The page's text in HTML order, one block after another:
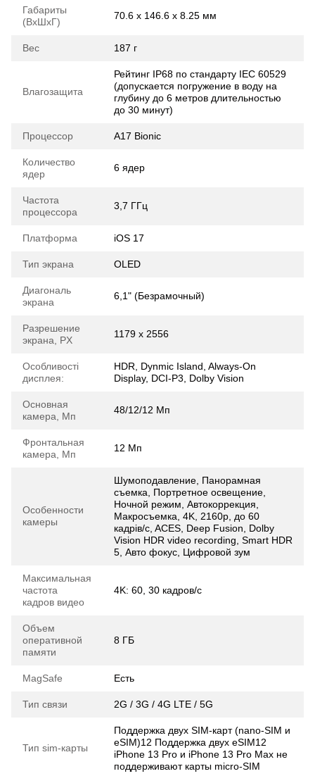
Габариты
(ВхШхГ)
70.6 x 146.6 x 8.25 мм
Вес 187 г
Влагозащита
Рейтинг IP68 по стандарту IEC 60529
(допускается погружение в воду на
глубину до 6 метров длительностью
до 30 минут)
Процессор A17 Bionic
Количество
ядер
6 ядер
Частота
процессора
3,7 ГГц
Платформа iOS 17
Тип экрана OLED
Диагональ
экрана
6,1" (Безрамочный)
Разрешение
экрана, PX
1179 х 2556
Особливості
дисплея:
HDR, Dynmic Island, Always-On
Display, DCI-P3, Dolby Vision
Основная
камера, Мп
48/12/12 Mп
Фронтальная
камера, Мп
12 Мп
Особенности
камеры
Шумоподавление, Панорамная
съемка, Портретное освещение,
Ночной режим, Автокоррекция,
Макросъемка, 4K, 2160p, до 60
кадрів/c, ACES, Deep Fusion, Dolby
Vision HDR video recording, Smart HDR
5, Авто фокус, Цифровой зум
Максимальная
частота
кадров видео
4K: 60, 30 кадров/с
Объем
оперативной
памяти
8 ГБ
MagSafe Есть
Тип связи 2G / 3G / 4G LTE / 5G
Тип sim-карты
Поддержка двух SIM‑карт (nano‑SIM и
eSIM)12 Поддержка двух eSIM12
iPhone 13 Pro и iPhone 13 Pro Max не
поддерживают карты micro‑SIM